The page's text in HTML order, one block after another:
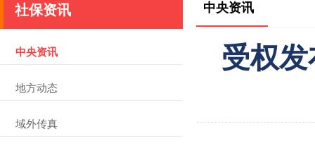
社保资讯
中央资讯
地方动态
域外传真
中央资讯
受权